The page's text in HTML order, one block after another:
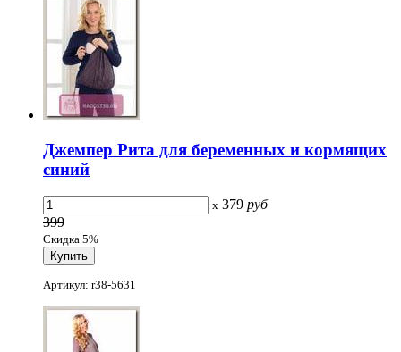
Джемпер Рита для беременных и кормящих
синий
x 379 руб
399
Скидка 5%
Артикул: r38-5631